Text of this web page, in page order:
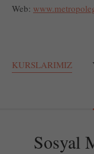
Web:
KURSLARIMIZ
Sosyal